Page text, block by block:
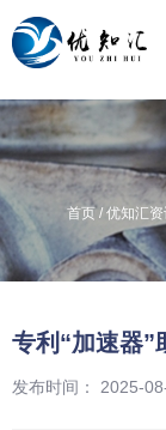
首页/ 优知汇
专利“加速器”
发布时间： 2025-